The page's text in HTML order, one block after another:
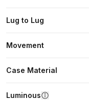
Lug to Lug
Movement
Case Material
Luminous